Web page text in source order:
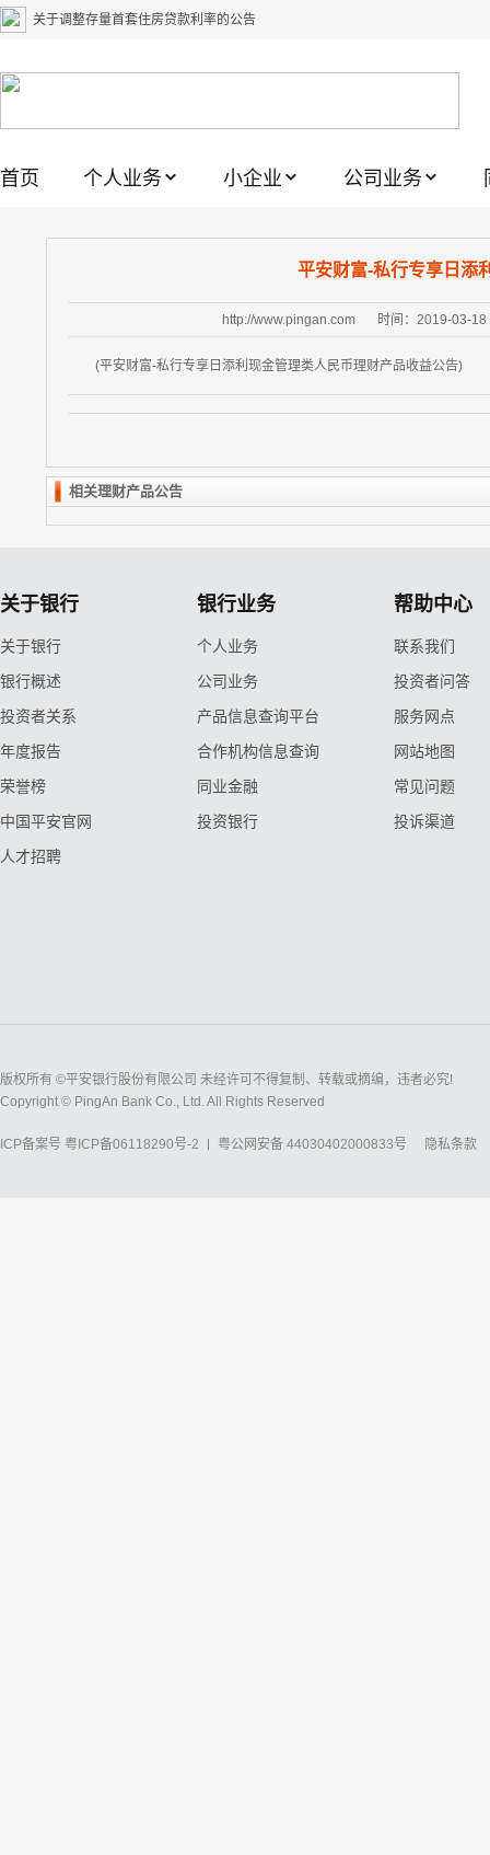
关于调整存量首套住房贷款利率的公告
关于我行聚金宝交易软件升级更新的通知
关于2020年端午节期间上金所代理业务调整合约保证金比例和涨跌幅度限制的
关于加强代理贵金属业务风险防范的提示
关于平安银行电子版信用卡更名为平安银行数字信用卡的公告
首页 个人业务 小企业 公司业务
平安财富-私行专享日添
http://www.pingan.com 时间：2019-03-18
(平安财富-私行专享日添利现金管理类人民币理财产品收益公告)
相关理财产品公告
关于银行
关于银行
银行概述
投资者关系
年度报告
荣誉榜
中国平安官网
人才招聘
银行业务
个人业务
公司业务
产品信息查询平台
合作机构信息查询
同业金融
投资银行
帮助中心
联系我们
投资者问答
服务网点
网站地图
常见问题
投诉渠道
版权所有 ©平安银行股份有限公司 未经许可不得复制、转载或摘编，违者必究!
Copyright © PingAn Bank Co., Ltd. All Rights Reserved
ICP备案号 粤ICP备06118290号-2 粤公网安备 44030402000833号 隐私条款